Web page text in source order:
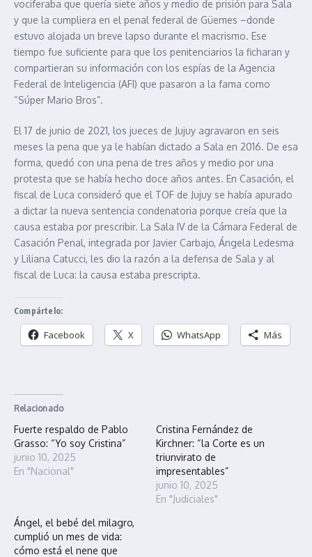
vociferaba que quería siete años y medio de prisión para Sala
y que la cumpliera en el penal federal de Güemes –donde
estuvo alojada un breve lapso durante el macrismo. Ese
tiempo fue suficiente para que los penitenciarios la ficharan y
compartieran su información con los espías de la Agencia
Federal de Inteligencia (AFI) que pasaron a la fama como
“Súper Mario Bros”.
El 17 de junio de 2021, los jueces de Jujuy agravaron en seis
meses la pena que ya le habían dictado a Sala en 2016. De esa
forma, quedó con una pena de tres años y medio por una
protesta que se había hecho doce años antes. En Casación, el
fiscal de Luca consideró que el TOF de Jujuy se había apurado
a dictar la nueva sentencia condenatoria porque creía que la
causa estaba por prescribir. La Sala IV de la Cámara Federal de
Casación Penal, integrada por Javier Carbajo, Ángela Ledesma
y Liliana Catucci, les dio la razón a la defensa de Sala y al
fiscal de Luca: la causa estaba prescripta.
Compártelo:
Facebook X WhatsApp Más
Relacionado
Fuerte respaldo de Pablo
Grasso: “Yo soy Cristina”
junio 10, 2025
En "Nacional"
Cristina Fernández de
Kirchner: “la Corte es un
triunvirato de
impresentables”
junio 10, 2025
En "Judiciales"
Ángel, el bebé del milagro,
cumplió un mes de vida:
cómo está el nene que